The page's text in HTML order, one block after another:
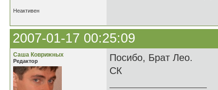
Неактивен
2007-01-17 00:25:09
Саша Коврижных
Редактор
Посибо, Брат Лео.
СК